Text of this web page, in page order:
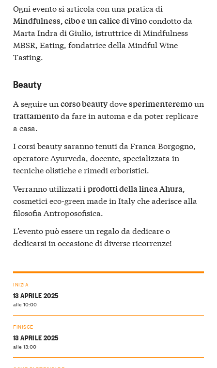
Ogni evento si articola con una pratica di
Mindfulness, cibo e un calice di vinocondotto da
Marta Indra di Giulio, istruttrice di Mindfulness
MBSR, Eating, fondatrice della Mindful Wine
Tasting.
Beauty
A seguire un corso beautydovesperimenteremoun
trattamentoda fare in automa e da poter replicare
a casa.
I corsi beauty saranno tenuti da Franca Borgogno,
operatore Ayurveda, docente, specializzata in
tecniche olistiche e rimedi erboristici.
Verranno utilizzati i prodotti della linea Ahura,
cosmetici eco-green made in Italy che aderisce alla
filosofia Antroposofisica.
L’evento può essere un regalo da dedicare o
dedicarsi in occasione di diverse ricorrenze!
INIZIA
13 APRILE 2025
alle 10:00
FINISCE
13 APRILE 2025
alle 13:00